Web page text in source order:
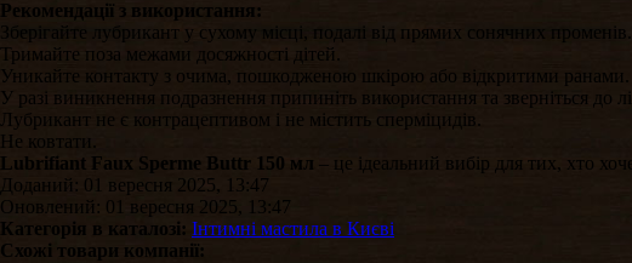
Рекомендації з використання:
Зберігайте лубрикант у сухому місці, подалі від прямих сонячних променів.
Тримайте поза межами досяжності дітей.
Уникайте контакту з очима, пошкодженою шкірою або відкритими ранами.
У разі виникнення подразнення припиніть використання та зверніться до
Лубрикант не є контрацептивом і не містить сперміцидів.
Не ковтати.
Lubrifiant Faux Sperme Buttr 150 мл – це ідеальний вибір для тих, хто
Доданий: 01 вересня 2025, 13:47
Оновлений: 01 вересня 2025, 13:47
Категорія в каталозі: Інтимні мастила в Києві
Схожі товари компанії: